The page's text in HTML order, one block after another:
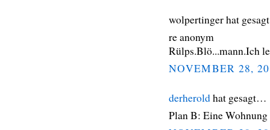
wolpertinger hat
re anonym
Rülps.Blö...mann.Ich
NOVEMBER 28,
derheroldhat gesagt…
Plan B: Eine